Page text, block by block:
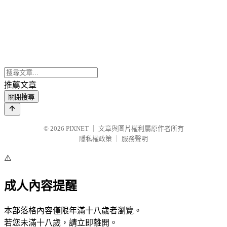
推薦文章
關閉搜尋
© 2026 PIXNET
文章與圖片權利屬原作者所有
隱私權政策
服務聲明
⚠️
成人內容提醒
本部落格內容僅限年滿十八歲者瀏覽。
若您未滿十八歲，請立即離開。